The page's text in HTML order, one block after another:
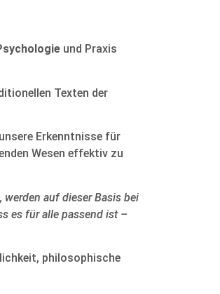
und Praxis
Texten der
Erkenntnisse für
Wesen effektiv zu
auf dieser Basis bei
es für alle passend ist –
philosophische